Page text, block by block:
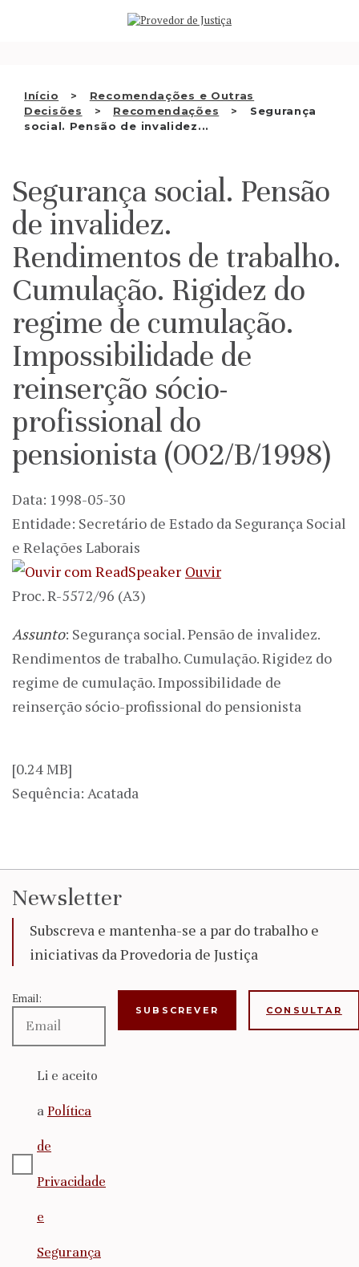
Início
Recomendações e Outras
Decisões
Recomendações
Segurança
social. Pensão de invalidez...
QUEM SOMOS
RECOMENDAÇÕES E OUTRAS
DECISÕES
APRESENTAR QUEIXA
PT
Segurança social. Pensão
de invalidez.
Rendimentos de trabalho.
Cumulação. Rigidez do
regime de cumulação.
Impossibilidade de
reinserção sócio-
profissional do
pensionista (002/B/1998)
Data: 1998-05-30
Entidade: Secretário de Estado da Segurança Social
e Relações Laborais
Ouvir
Proc. R-5572/96 (A3)
Assunto: Segurança social. Pensão de invalidez.
Rendimentos de trabalho. Cumulação. Rigidez do
regime de cumulação. Impossibilidade de
reinserção sócio-profissional do pensionista
[0.24 MB]
Sequência: Acatada
Newsletter
Subscreva e mantenha-se a par do trabalho e
iniciativas da Provedoria de Justiça
Email:
Li e aceito
a Política
de
Privacidade
e
Segurança
CONSULTAR